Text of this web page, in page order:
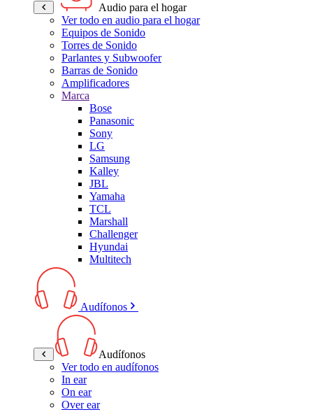
Audio para el hogar
Ver todo en audio para el hogar
Equipos de Sonido
Torres de Sonido
Parlantes y Subwoofer
Barras de Sonido
Amplificadores
Marca
Bose
Panasonic
Sony
LG
Samsung
Kalley
JBL
Yamaha
TCL
Marshall
Challenger
Hyundai
Multitech
Audífonos
Audífonos
Ver todo en audífonos
In ear
On ear
Over ear